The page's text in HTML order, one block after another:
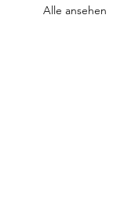
Alle ansehen